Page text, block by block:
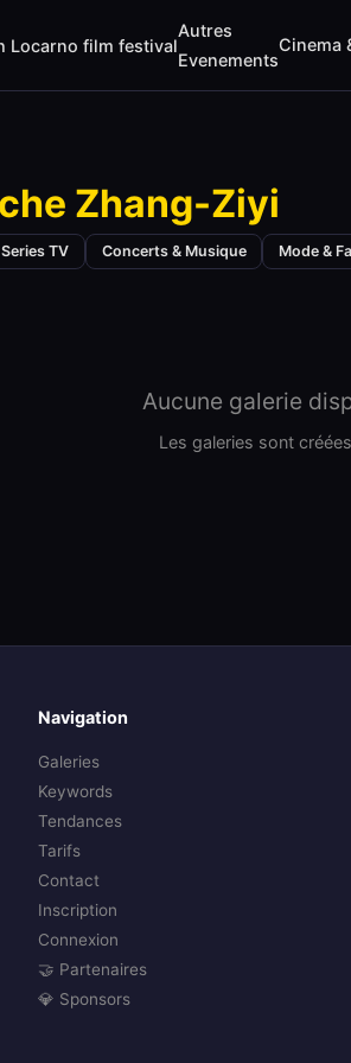
Locarno film festival
Autres
Evenements
Cinema
Zhang-Ziyi
TV Concerts & Musique Mode &
Aucune galerie
Les galeries sont
Navigation
Galeries
Keywords
Tendances
Tarifs
Contact
Inscription
Connexion
🤝 Partenaires
💎 Sponsors